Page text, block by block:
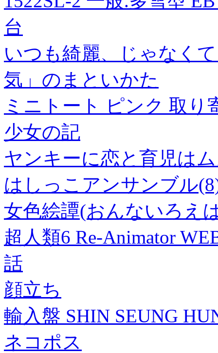
台
いつも綺麗、じゃなく
気」のまといかた
ミニトート ピンク 取り
少女の記
ヤンキーに恋と育児は
はしっこアンサンブル
女色絵譚(おんないろえ
超人類6 Re-Animator
話
顔立ち
輸入盤 SHIN SEUNG
ネコポス